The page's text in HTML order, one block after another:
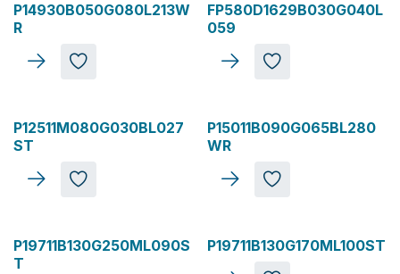
P14930B050G080L213W
R
FP580D1629B030G040L
059
P12511M080G030BL027
ST
P15011B090G065BL280
WR
P19711B130G250ML090S
T
P19711B130G170ML100ST